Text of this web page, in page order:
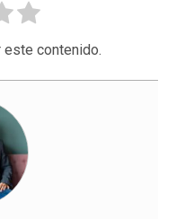
este contenido.